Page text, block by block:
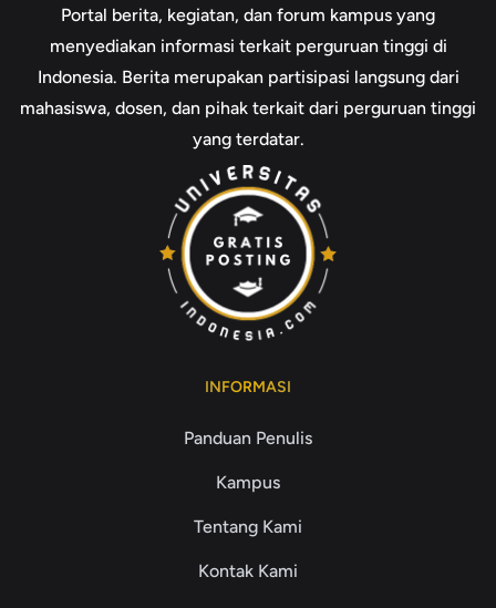
Portal berita, kegiatan, dan forum kampus yang
menyediakan informasi terkait perguruan tinggi di
Indonesia. Berita merupakan partisipasi langsung dari
mahasiswa, dosen, dan pihak terkait dari perguruan tinggi
yang terdatar.
INFORMASI
Panduan Penulis
Kampus
Tentang Kami
Kontak Kami